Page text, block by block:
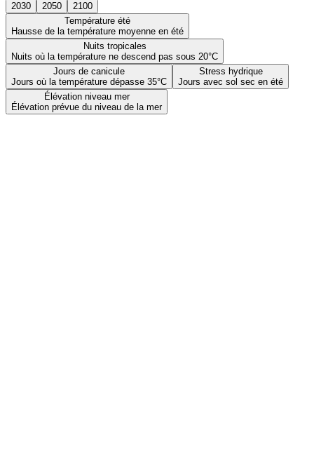
2030 2050
2100
Température été
Hausse de la température moyenne en été
Nuits tropicales
Nuits où la température ne descend pas sous 20°C
Jours de canicule
Jours où la température dépasse 35°C
Stress hydrique
Jours avec sol sec en été
Élévation niveau mer
Élévation prévue du niveau de la mer